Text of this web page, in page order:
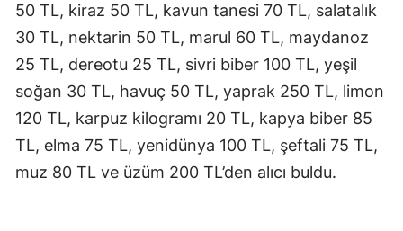
50 TL, kiraz 50 TL, kavun tanesi 70 TL, salatalık
30 TL, nektarin 50 TL, marul 60 TL, maydanoz
25 TL, dereotu 25 TL, sivri biber 100 TL, yeşil
soğan 30 TL, havuç 50 TL, yaprak 250 TL, limon
120 TL, karpuz kilogramı 20 TL, kapya biber 85
TL, elma 75 TL, yenidünya 100 TL, şeftali 75 TL,
muz 80 TL ve üzüm 200 TL’den alıcı buldu.